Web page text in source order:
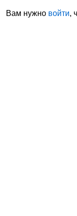
Вам нужно войти,